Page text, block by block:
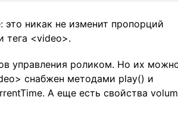
это никак не изменит пропорций
тега <video>.
управления роликом. Но их
снабжен методами play() и
А еще есть свойства